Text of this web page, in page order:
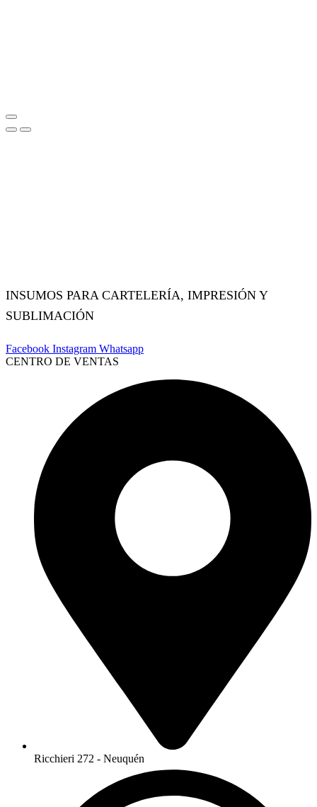
INSUMOS PARA CARTELERÍA, IMPRESIÓN Y
SUBLIMACIÓN
Facebook Instagram Whatsapp
CENTRO DE VENTAS
Ricchieri 272 - Neuquén